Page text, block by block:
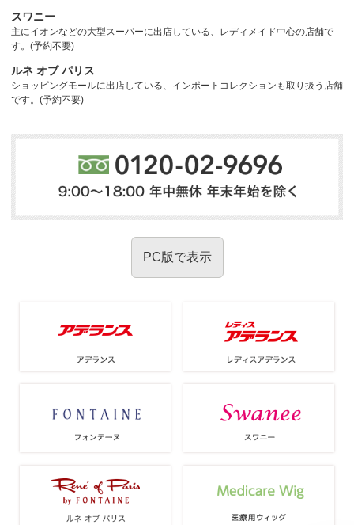
スワニー
主にイオンなどの大型スーパーに出店している、レディメイド中心の店舗で
す。(予約不要)
ルネ オブ パリス
ショッピングモールに出店している、インポートコレクションも取り扱う店舗
です。(予約不要)
PC版で表示